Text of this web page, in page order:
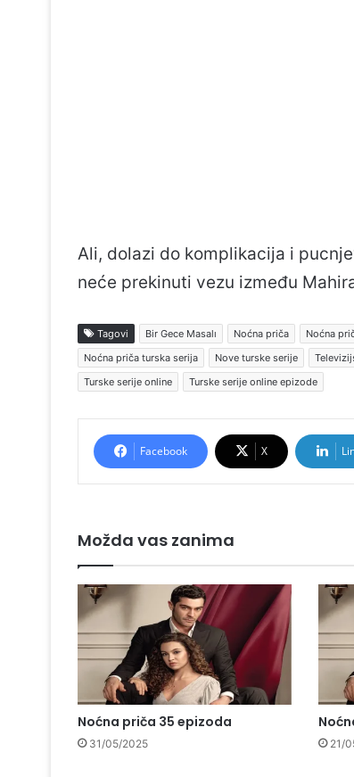
Ali, dolazi do komplikacija i
neće prekinuti vezu između
Tagovi Bir Gece Masalı Noćna priča Noćna
Noćna priča turska serija
Nove turske serije
Turske serije online
Turske serije online epizode
Facebook X
Možda vas zanima
Noćna priča 35 epizoda
31/05/2025 21/